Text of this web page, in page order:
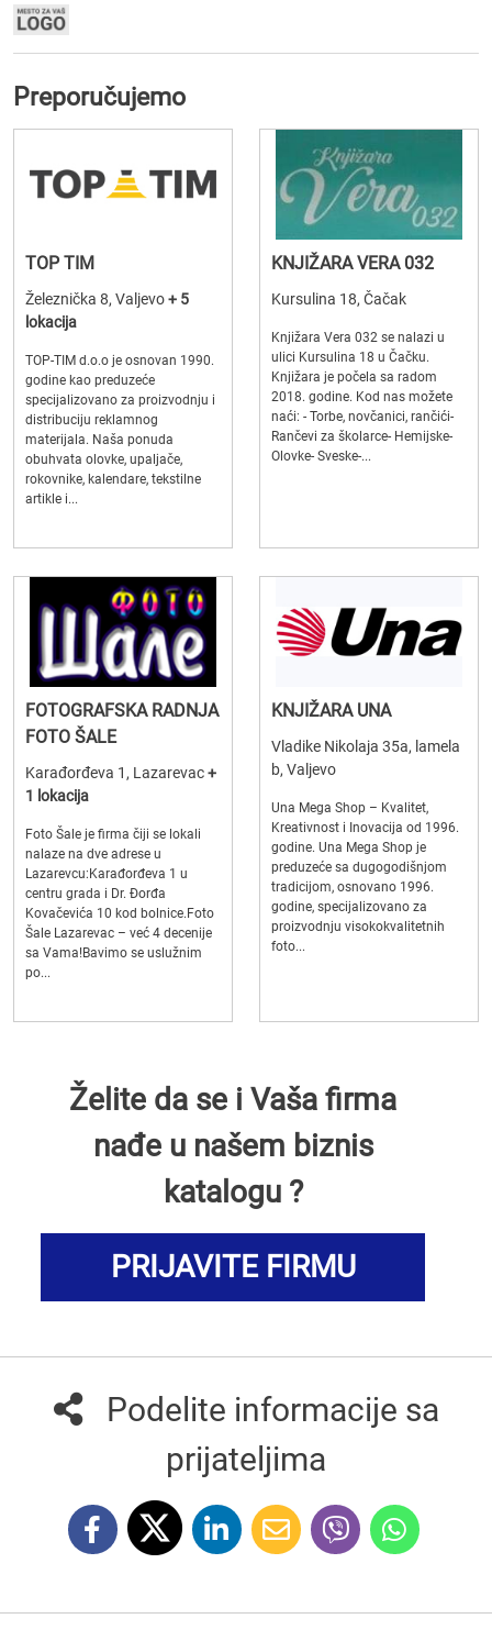
Preporučujemo
TOP TIM
Železnička 8, Valjevo+ 5
lokacija
TOP-TIM d.o.o je osnovan 1990.
godine kao preduzeće
specijalizovano za proizvodnju i
distribuciju reklamnog
materijala. Naša ponuda
obuhvata olovke, upaljače,
rokovnike, kalendare, tekstilne
artikle i...
KNJIŽARA VERA 032
Kursulina 18, Čačak
Knjižara Vera 032 se nalazi u
ulici Kursulina 18 u Čačku.
Knjižara je počela sa radom
2018. godine. Kod nas možete
naći: - Torbe, novčanici, rančići-
Rančevi za školarce- Hemijske-
Olovke- Sveske-...
FOTOGRAFSKA RADNJA
FOTO ŠALE
Karađorđeva 1, Lazarevac+
1 lokacija
Foto Šale je firma čiji se lokali
nalaze na dve adrese u
Lazarevcu:Karađorđeva 1 u
centru grada i Dr. Đorđa
Kovačevića 10 kod bolnice.Foto
Šale Lazarevac – već 4 decenije
sa Vama!Bavimo se uslužnim
po...
KNJIŽARA UNA
Vladike Nikolaja 35a, lamela
b, Valjevo
Una Mega Shop – Kvalitet,
Kreativnost i Inovacija od 1996.
godine. Una Mega Shop je
preduzeće sa dugogodišnjom
tradicijom, osnovano 1996.
godine, specijalizovano za
proizvodnju visokokvalitetnih
foto...
Želite da se i Vaša firma
nađe u našem biznis
katalogu ?
PRIJAVITE FIRMU
Podelite informacije sa
prijateljima